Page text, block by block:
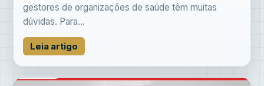
gestores de organizações de saúde têm muitas
dúvidas. Para...
Leia artigo